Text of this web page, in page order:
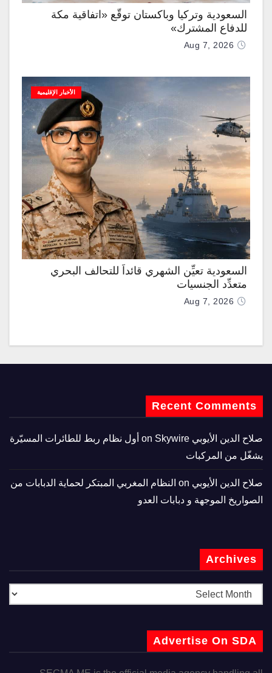
السعودية وتركيا وباكستان توقّع «اتفاقية مكة
للدفاع المشترك»
Aug 7, 2026
الأخبار الإقليمية
السعودية تعيِّن الشهري قائداً للتحالف البحري
متعدِّد الجنسيات
Aug 7, 2026
Recent Comments
صلاح الدين الأيوبي
Skywire أول نظام ربط للطائرات المسيّرة
يشغّل من المركبات
صلاح الدين الأيوبي
النظام المغربي المبتكر لحماية الدبابات من
الصواريخ الموجهة و دبابات العدو
Archives
Advertise On SDA